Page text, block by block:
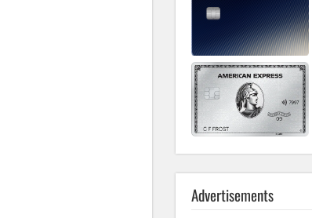
Advertisements